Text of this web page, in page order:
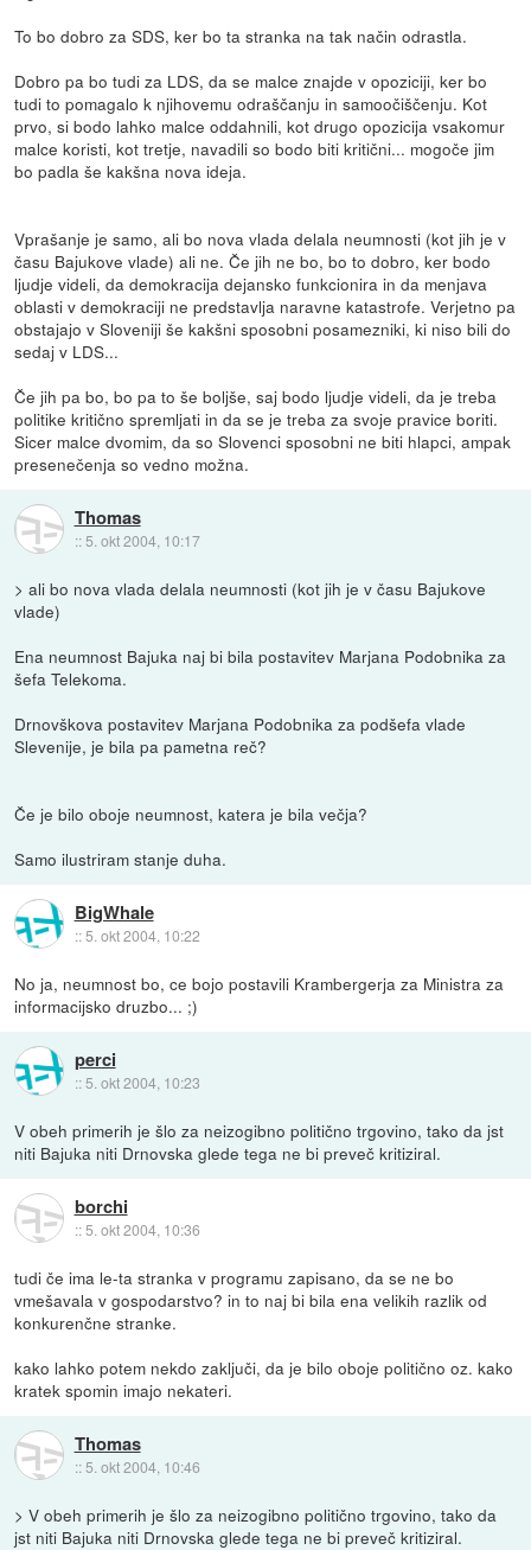
To bo dobro za SDS, ker bo ta stranka na tak način odrastla.
Dobro pa bo tudi za LDS, da se malce znajde v opoziciji, ker bo
tudi to pomagalo k njihovemu odraščanju in samoočiščenju. Kot
prvo, si bodo lahko malce oddahnili, kot drugo opozicija vsakomur
malce koristi, kot tretje, navadili so bodo biti kritični... mogoče jim
bo padla še kakšna nova ideja.
Vprašanje je samo, ali bo nova vlada delala neumnosti (kot jih je v
času Bajukove vlade) ali ne. Če jih ne bo, bo to dobro, ker bodo
ljudje videli, da demokracija dejansko funkcionira in da menjava
oblasti v demokraciji ne predstavlja naravne katastrofe. Verjetno pa
obstajajo v Sloveniji še kakšni sposobni posamezniki, ki niso bili do
sedaj v LDS...
Če jih pa bo, bo pa to še boljše, saj bodo ljudje videli, da je treba
politike kritično spremljati in da se je treba za svoje pravice boriti.
Sicer malce dvomim, da so Slovenci sposobni ne biti hlapci, ampak
presenečenja so vedno možna.
Thomas
:: 5. okt 2004, 10:17
> ali bo nova vlada delala neumnosti (kot jih je v času Bajukove
vlade)
Ena neumnost Bajuka naj bi bila postavitev Marjana Podobnika za
šefa Telekoma.
Drnovškova postavitev Marjana Podobnika za podšefa vlade
Slevenije, je bila pa pametna reč?
Če je bilo oboje neumnost, katera je bila večja?
Samo ilustriram stanje duha.
BigWhale
::5. okt 2004, 10:22
No ja, neumnost bo, ce bojo postavili Krambergerja za Ministra za
informacijsko druzbo... ;)
perci
:: 5. okt 2004, 10:23
V obeh primerih je šlo za neizogibno politično trgovino, tako da jst
niti Bajuka niti Drnovska glede tega ne bi preveč kritiziral.
borchi
::5. okt 2004, 10:36
tudi če ima le-ta stranka v programu zapisano, da se ne bo
vmešavala v gospodarstvo? in to naj bi bila ena velikih razlik od
konkurenčne stranke.
kako lahko potem nekdo zaključi, da je bilo oboje politično oz. kako
kratek spomin imajo nekateri.
Thomas
:: 5. okt 2004, 10:46
> V obeh primerih je šlo za neizogibno politično trgovino, tako da
jst niti Bajuka niti Drnovska glede tega ne bi preveč kritiziral.